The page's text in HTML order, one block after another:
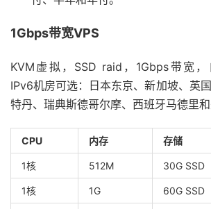
1Gbps带宽VPS
KVM虚拟，SSD raid，1Gbps带宽
IPv6机房可选：日本东京、新加坡、英
特丹、瑞典斯德哥尔摩、西班牙马德里和
CPU 内存 存储
1核 512M 30G SSD
1核 1G 60G SSD